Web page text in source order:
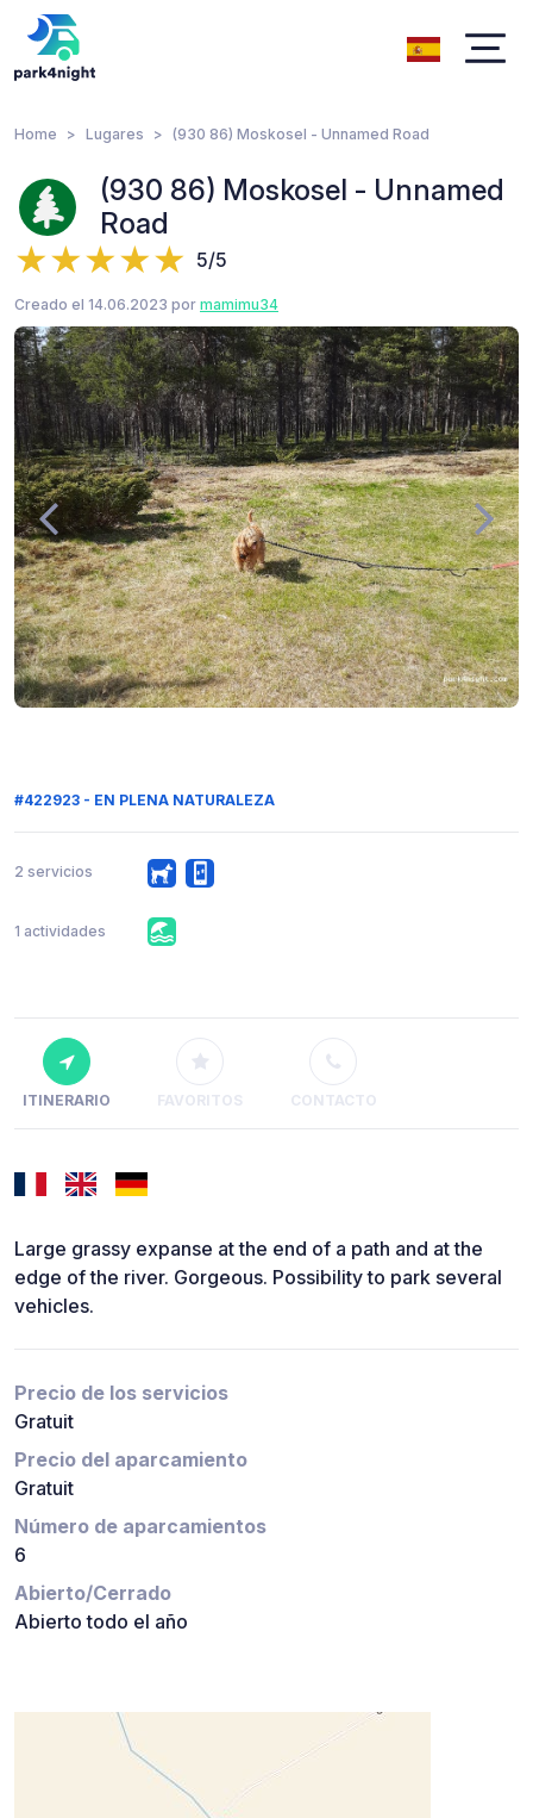
Home Lugares (930 86) Moskosel - Unnamed Road
(930 86) Moskosel - Unnamed
Road
5/5
Creado el 14.06.2023 por mamimu34
#422923 - EN PLENA NATURALEZA
2 servicios
1 actividades
ITINERARIO FAVORITOS CONTACTO
Large grassy expanse at the end of a path and at the
edge of the river. Gorgeous. Possibility to park several
vehicles.
Precio de los servicios
Gratuit
Precio del aparcamiento
Gratuit
Número de aparcamientos
6
Abierto/Cerrado
Abierto todo el año